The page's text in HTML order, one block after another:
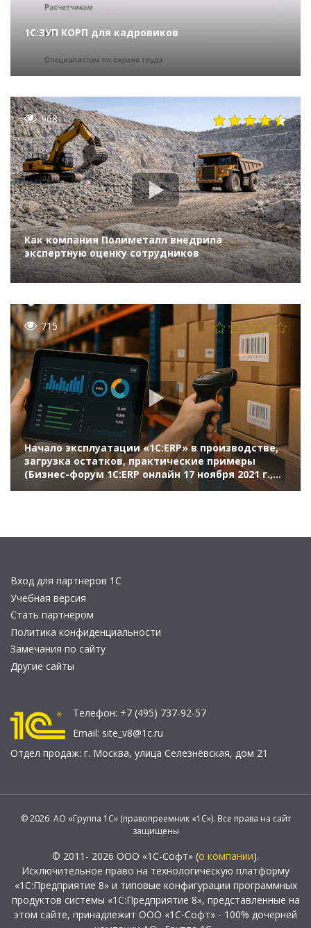
1С:ЗУП КОРП для кадровиков
968
Как компания Полиметалл внедрила
экспертную оценку сотрудников
715
Начало эксплуатации «1С:ERP» в производстве,
загрузка остатков, практические примеры
(Бизнес-форум 1С:ERP онлайн 17 ноября 2021 г.,
Вход для партнеров 1С
Учебная версия
Стать партнером
Политика конфиденциальности
Замечания по сайту
Другие сайты
Телефон: +7 (495) 737-92-57
Email: site_v8@1c.ru
Отдел продаж: г. Москва, улица Селезнёвская, дом 21
© 2026 АО «Группа 1С» (правопреемник «1С»). Все права на сайт
защищены
© 2011- 2026 ООО «1С-Софт» (о компании).
Исключительное право на технологическую платформу
«1С:Предприятие 8» и типовые конфигурации программных
продуктов системы «1С:Предприятие 8», представленные на
этом сайте, принадлежит ООО «1С-Софт» - 100% дочерней